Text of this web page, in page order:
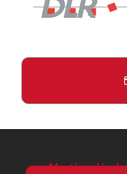
Mentions